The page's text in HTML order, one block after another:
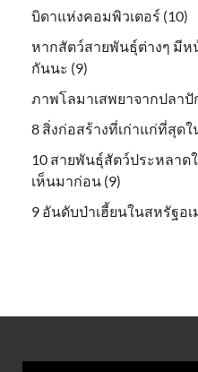
บิดาแห่งคอมพิวเตอร์ (10)
หากสัตว์สายพันธุ์ต่างๆ มีห
กันนะ (9)
ภาพโลมาเสพยาจากปลาปั
8 สิ่งก่อสร้างที่เก่าแก่ที่สุดใ
10 สายพันธุ์สัตว์ประหลาด
เห็นมาก่อน (9)
9 อันดับป่าเฮี้ยนในสหรัฐอเ